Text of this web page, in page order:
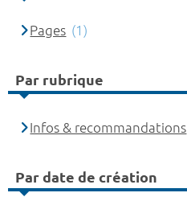
Pages (1)
Par rubrique
Infos & recommandations
Par date de création